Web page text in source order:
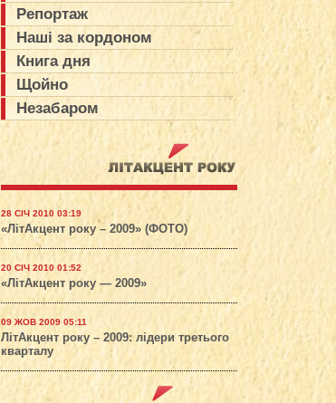
Репортаж
Наші за кордоном
Книга дня
Щойно
Незабаром
28 СІЧ 2010 03:19
«ЛітАкцент року – 2009» (ФОТО)
20 СІЧ 2010 01:52
«ЛітАкцент року — 2009»
09 ЖОВ 2009 05:11
ЛітАкцент року – 2009: лідери третього
кварталу